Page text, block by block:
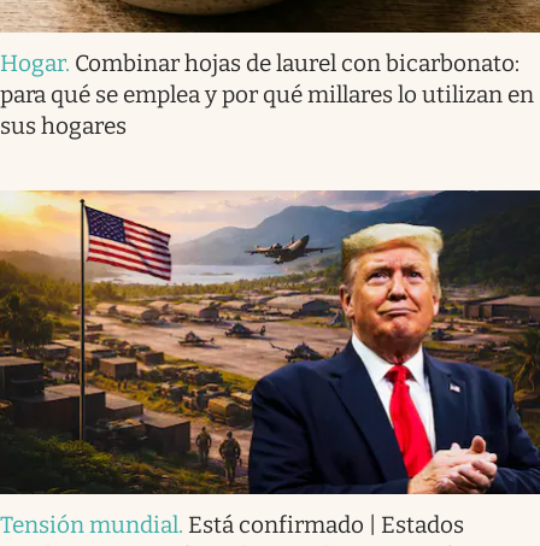
Hogar. Combinar hojas de laurel con bicarbonato:
para qué se emplea y por qué millares lo utilizan en
sus hogares
Tensión mundial. Está confirmado | Estados